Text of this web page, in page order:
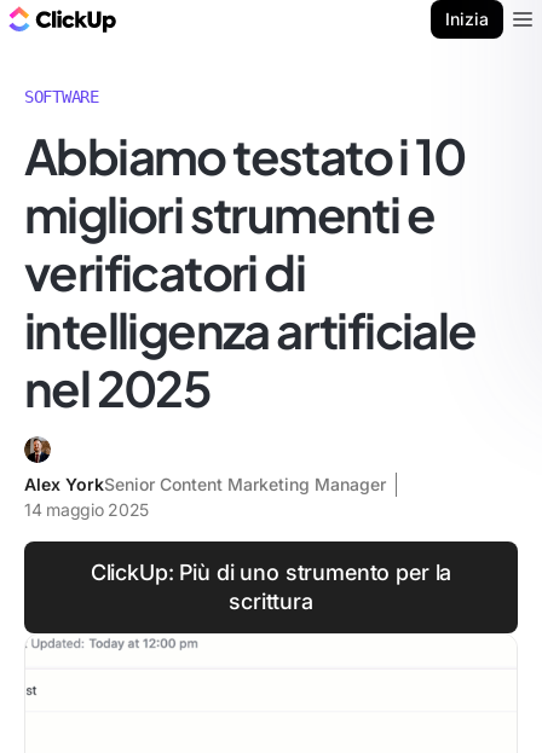
Inizia
SOFTWARE
Abbiamo testato i 10
migliori strumenti e
verificatori di
intelligenza artificiale
nel 2025
Alex YorkSenior Content Marketing Manager
14 maggio 2025
ClickUp: Più di uno strumento per la
scrittura